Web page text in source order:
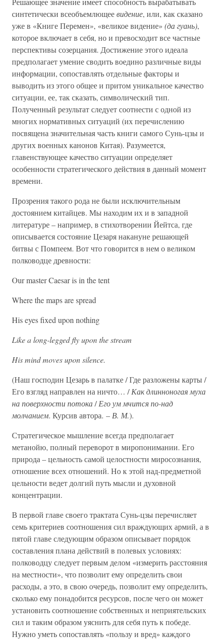
синтетически всеобъемлющеевидение, или, как сказано
уже в «Книге Перемен», «великое видение» (да гуань),
которое включает в себя, но и превосходит все частные
перспективы созерцания. Достижение этого идеала
предполагает умение сводить воедино различные виды
информации, сопоставлять отдельные факторы и
выводить из этого общее и притом уникальное качество
ситуации, ее, так сказать, символический тип.
Полученный результат следует соотнести с одной из
многих нормативных ситуаций (их перечислению
посвящена значительная часть книги самого Сунь-цзы и
других военных канонов Китая). Разумеется,
главенствующее качество ситуации определяет
особенности стратегического действия в данный момент
времени.
Прозрения такого рода не были исключительным
достоянием китайцев. Мы находим их и в западной
литературе – например, в стихотворении Йейтса, где
описывается состояние Цезаря накануне решающей
битвы с Помпеем. Вот что говорится в нем о великом
полководце древности:
Our master Caesar is in the tent
Where the maps are spread
His eyes fixed upon nothing
Like a long-legged fly upon the stream
His mind moves upon silence.
(Наш господин Цезарь в палатке / Где разложены карты /
Его взгляд направлен на ничто… /Как длинноногая муха
на поверхности потока/Его ум мчится по-над
молчанием. Курсив автора. – В. М.).
Стратегическое мышление всегда предполагает
метанойю, полный переворот в миропонимании. Его
природа – цельность самой целостности миросознания,
отношение всех отношений. Но к этой над-предметной
цельности ведет долгий путь мысли и духовной
концентрации.
В первой главе своего трактата Сунь-цзы перечисляет
семь критериев соотношения сил враждующих армий, а в
пятой главе следующим образом описывает порядок
составления плана действий в полевых условиях:
полководцу следует первым делом «измерить расстояния
на местности», что позволит ему определить свои
расходы, а это, в свою очередь, позволит ему определить,
сколько ему понадобится ресурсов, после чего он может
установить соотношение собственных и неприятельских
сил и таким образом уяснить для себя путь к победе.
Нужно уметь сопоставлять «пользу и вред» каждого